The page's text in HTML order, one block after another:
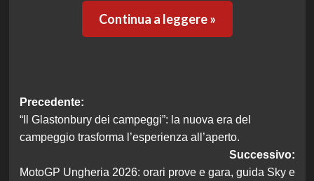
Continua a leggere »
Navigazione
articolo
Precedente:
“Il Glastonbury dei campeggi”: la nuova era del
campeggio trasforma l’esperienza all’aperto.
Successivo:
MotoGP Ungheria 2026: orari prove e gara, guida Sky e